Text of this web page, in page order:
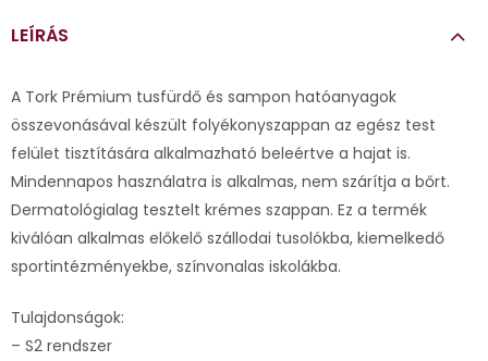
LEÍRÁS
A Tork Prémium tusfürdő és sampon hatóanyagok
összevonásával készült folyékonyszappan az egész test
felület tisztítására alkalmazható beleértve a hajat is.
Mindennapos használatra is alkalmas, nem szárítja a bőrt.
Dermatológialag tesztelt krémes szappan. Ez a termék
kiválóan alkalmas előkelő szállodai tusolókba, kiemelkedő
sportintézményekbe, színvonalas iskolákba.
Tulajdonságok:
– S2 rendszer